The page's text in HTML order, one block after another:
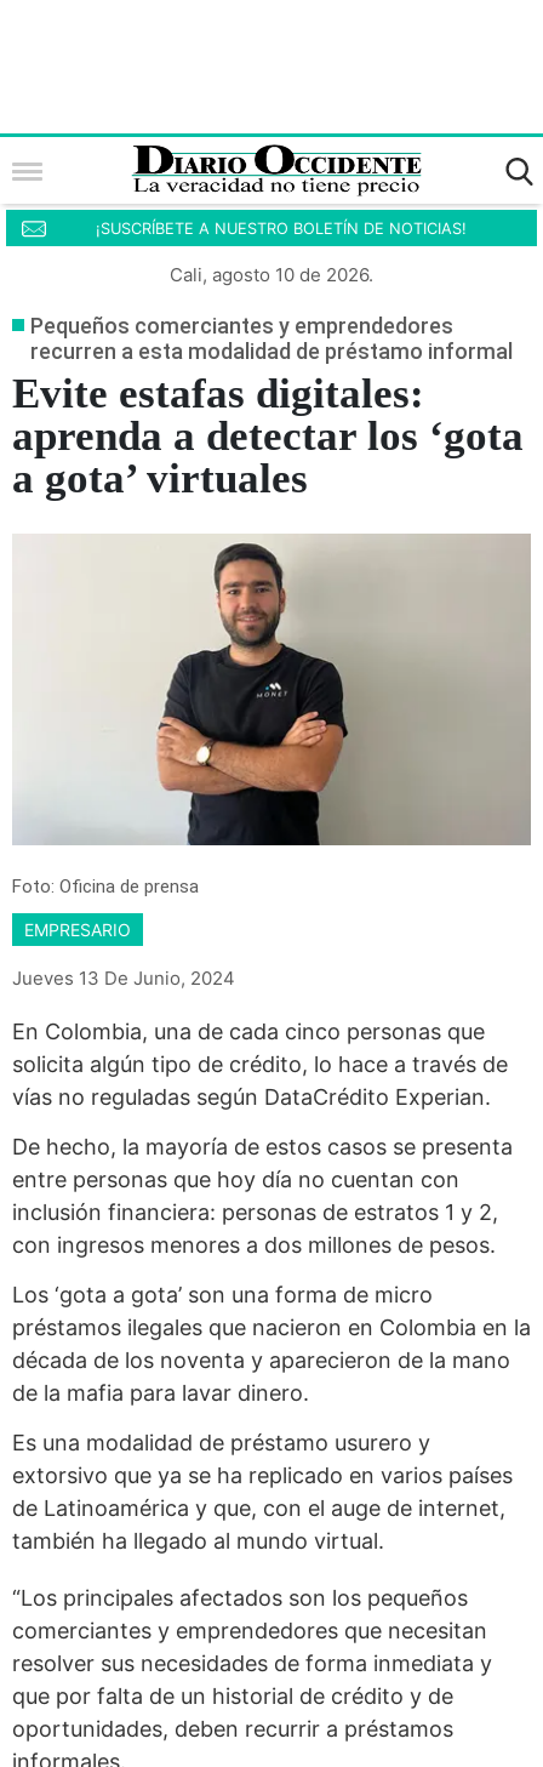
¡SUSCRÍBETE A NUESTRO BOLETÍN DE NOTICIAS!
Cali, agosto 10 de 2026.
Pequeños comerciantes y emprendedores
recurren a esta modalidad de préstamo informal
Evite estafas digitales:
aprenda a detectar los ‘gota
a gota’ virtuales
Foto: Oficina de prensa
EMPRESARIO
Jueves 13 De Junio, 2024
En Colombia, una de cada cinco personas que
solicita algún tipo de crédito, lo hace a través de
vías no reguladas según DataCrédito Experian.
De hecho, la mayoría de estos casos se presenta
entre personas que hoy día no cuentan con
inclusión financiera: personas de estratos 1 y 2,
con ingresos menores a dos millones de pesos.
Los ‘gota a gota’ son una forma de micro
préstamos ilegales que nacieron en Colombia en la
década de los noventa y aparecieron de la mano
de la mafia para lavar dinero.
Es una modalidad de préstamo usurero y
extorsivo que ya se ha replicado en varios países
de Latinoamérica y que, con el auge de internet,
también ha llegado al mundo virtual.
“Los principales afectados son los pequeños
comerciantes y emprendedores que necesitan
resolver sus necesidades de forma inmediata y
que por falta de un historial de crédito y de
oportunidades, deben recurrir a préstamos
informales.